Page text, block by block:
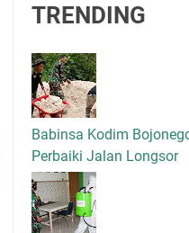
TRENDING
Babinsa Kodim
Perbaiki Jalan Longsor